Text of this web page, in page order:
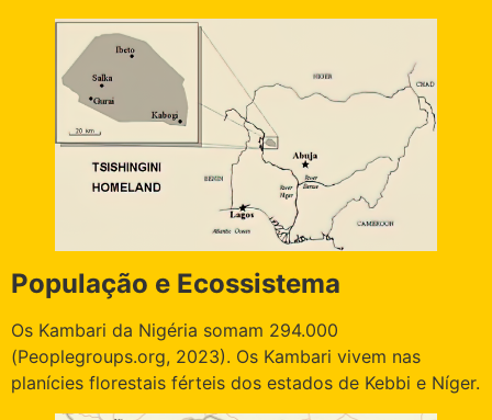
População e Ecossistema
Os Kambari da Nigéria somam 294.000
(Peoplegroups.org, 2023). Os Kambari vivem nas
planícies florestais férteis dos estados de Kebbi e Níger.